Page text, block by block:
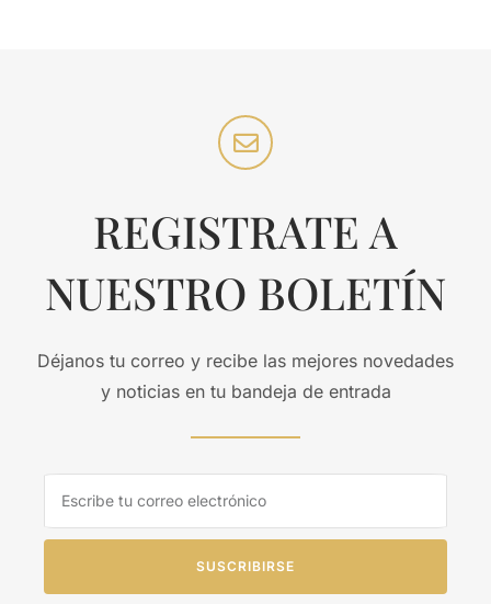
REGISTRATE A
NUESTRO BOLETÍN
Déjanos tu correo y recibe las mejores novedades
y noticias en tu bandeja de entrada
SUSCRIBIRSE